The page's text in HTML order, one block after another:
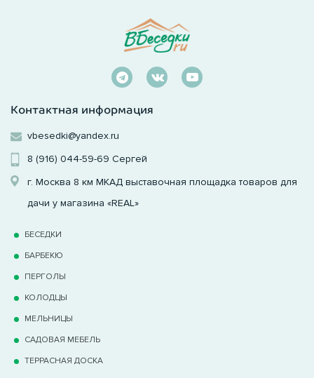
Контактная информация
vbesedki@yandex.ru
8 (916) 044-59-69 Сергей
г. Москва 8 км МКАД выставочная площадка товаров для
дачи у магазина «REAL»
БЕСЕДКИ
БАРБЕКЮ
ПЕРГОЛЫ
КОЛОДЦЫ
МЕЛЬНИЦЫ
САДОВАЯ МЕБЕЛЬ
ТЕРРАCНАЯ ДОСКА